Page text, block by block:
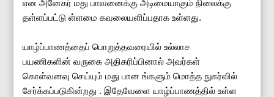
என அனேகர் மது பாவனைக்கு அடிமையாகும் நிலைக்கு
தள்ளப்பட்டு ள்ளமை கவலையளிப்பதாக உள்ளது.
யாழ்ப்பாணத்தைப் பொறுத்தவரையில் உல்லாச
பயணிகளின் வருகை அதிகரிப்பினால் அவர்கள்
கொள்வனவு செய்யும் மது பான ங்களும் மொத்த நுகர்வில்
சேர்க்கப்படுகின்றது . இதேவேளை யாழ்ப்பாணத்தில் உள்ள